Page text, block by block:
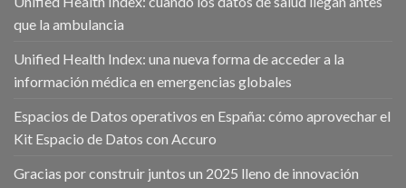
que la ambulancia
Unified Health Index: una nueva forma de acceder a la
información médica en emergencias globales
Espacios de Datos operativos en España: cómo aprovechar el
Kit Espacio de Datos con Accuro
Gracias por construir juntos un 2025 lleno de innovación